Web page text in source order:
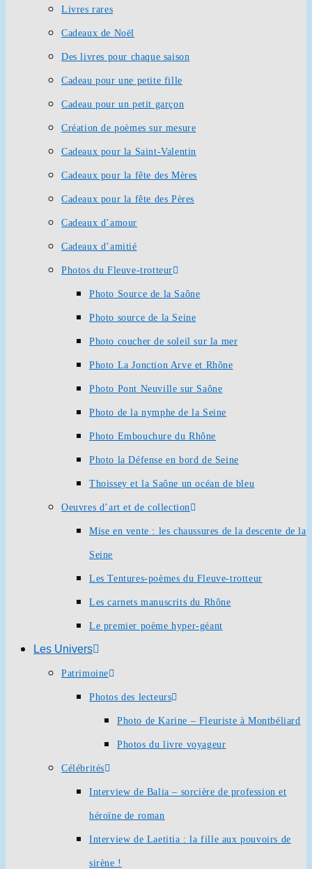
Livres rares
Cadeaux de Noël
Des livres pour chaque saison
Cadeau pour une petite fille
Cadeau pour un petit garçon
Création de poèmes sur mesure
Cadeaux pour la Saint-Valentin
Cadeaux pour la fête des Mères
Cadeaux pour la fête des Pères
Cadeaux d’amour
Cadeaux d’amitié
Photos du Fleuve-trotteur
Photo Source de la Saône
Photo source de la Seine
Photo coucher de soleil sur la mer
Photo La Jonction Arve et Rhône
Photo Pont Neuville sur Saône
Photo de la nymphe de la Seine
Photo Embouchure du Rhône
Photo la Défense en bord de Seine
Thoissey et la Saône un océan de bleu
Oeuvres d’art et de collection
Mise en vente : les chaussures de la descente de la
Seine
Les Tentures-poèmes du Fleuve-trotteur
Les carnets manuscrits du Rhône
Le premier poème hyper-géant
Les Univers
Patrimoine
Photos des lecteurs
Photo de Karine – Fleuriste à Montbéliard
Photos du livre voyageur
Célébrités
Interview de Balia – sorcière de profession et
héroïne de roman
Interview de Laetitia : la fille aux pouvoirs de
sirène !